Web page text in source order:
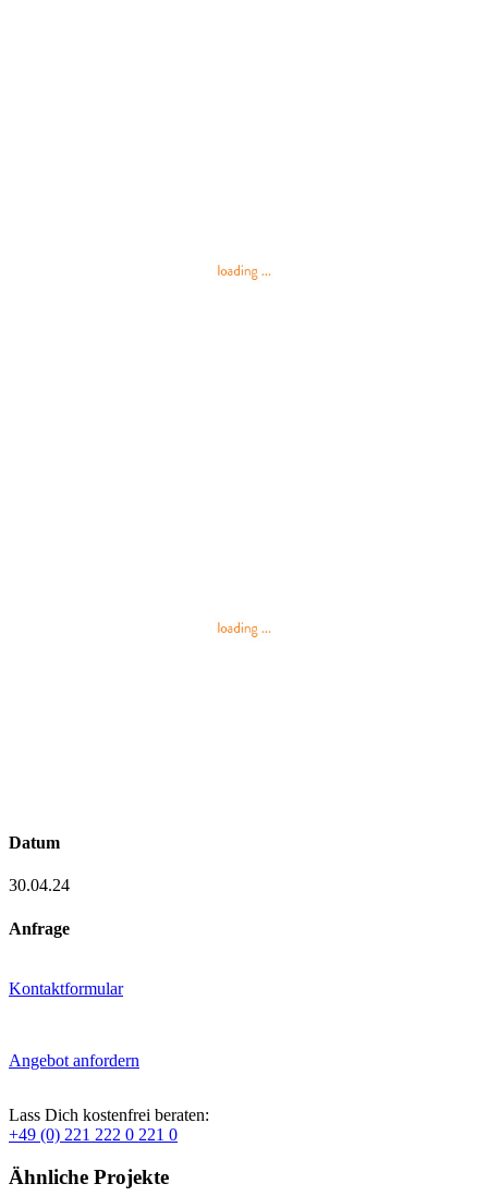
Datum
30.04.24
Anfrage
Kontaktformular
Angebot anfordern
Lass Dich kostenfrei beraten:
+49 (0) 221 222 0 221 0
Ähnliche Projekte